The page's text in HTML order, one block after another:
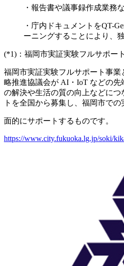
・報告書や議事録作成業務
・庁内ドキュメントをQT-
ーニングすることにより、
(*1)：福岡市実証実験フルサポー
福岡市実証実験フルサポート事
略推進協議会が AI・IoT などの先
の解決や生活の質の向上などに
トを全国から募集し、福岡市での
面的にサポートするものです。
https://www.city.fukuoka.lg.jp/soki/